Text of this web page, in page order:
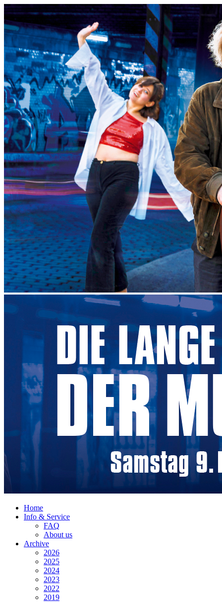
Home
Info & Service
FAQ
About us
Archive
2026
2025
2024
2023
2022
2019